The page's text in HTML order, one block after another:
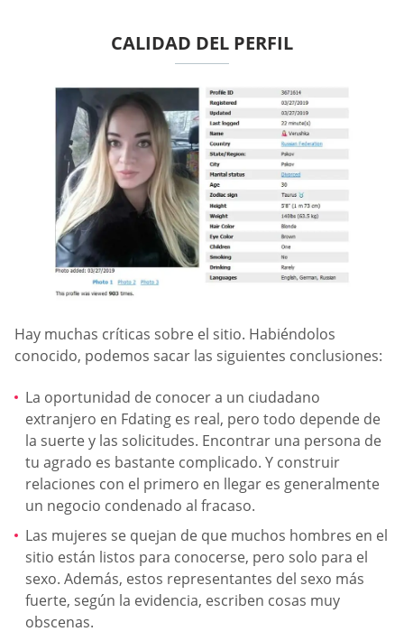
CALIDAD DEL PERFIL
Hay muchas críticas sobre el sitio. Habiéndolos
conocido, podemos sacar las siguientes conclusiones:
La oportunidad de conocer a un ciudadano
extranjero en Fdating es real, pero todo depende de
la suerte y las solicitudes. Encontrar una persona de
tu agrado es bastante complicado. Y construir
relaciones con el primero en llegar es generalmente
un negocio condenado al fracaso.
Las mujeres se quejan de que muchos hombres en el
sitio están listos para conocerse, pero solo para el
sexo. Además, estos representantes del sexo más
fuerte, según la evidencia, escriben cosas muy
obscenas.